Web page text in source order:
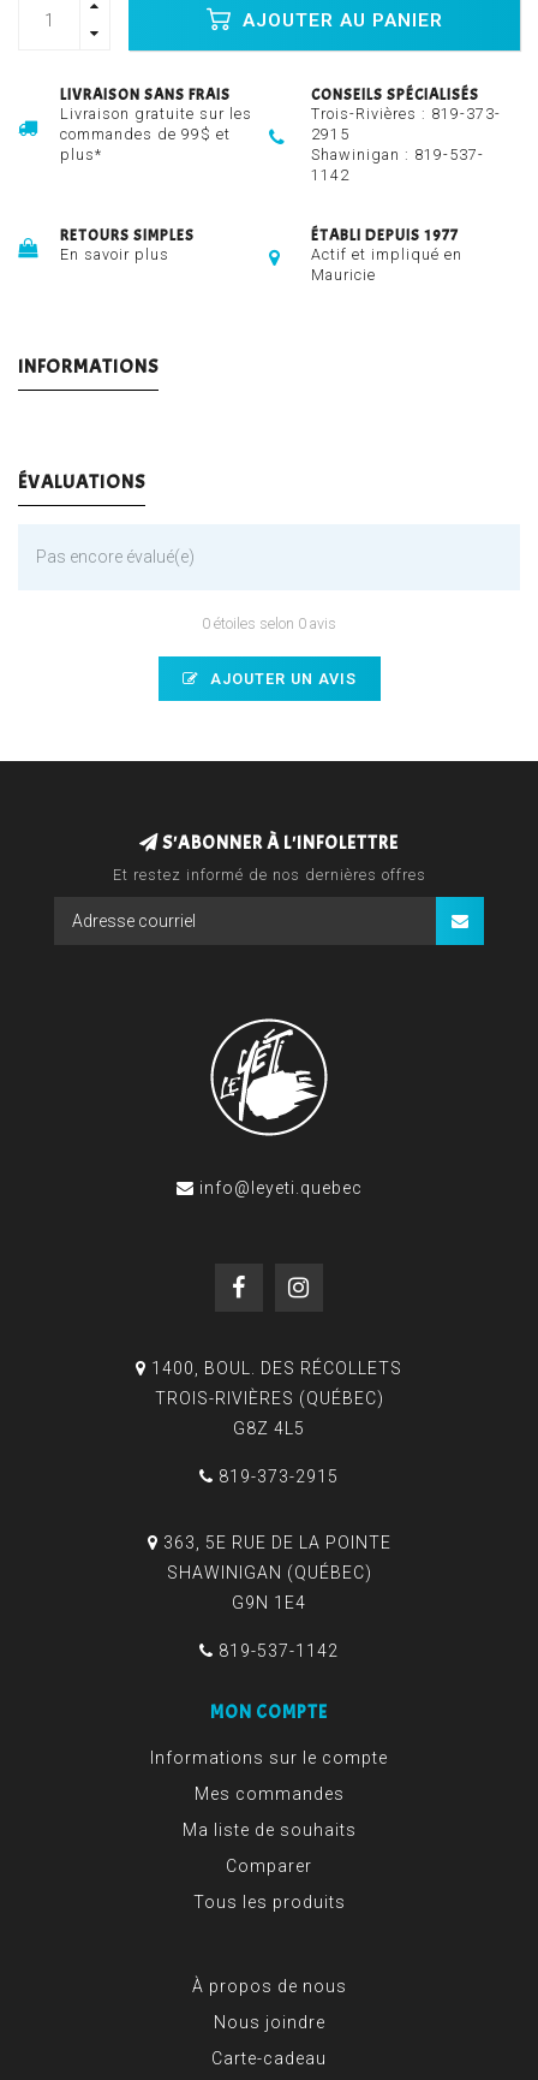
AJOUTER AU PANIER
LIVRAISON SANS FRAIS
Livraison gratuite sur les
commandes de 99$ et
plus*
CONSEILS SPÉCIALISÉS
Trois-Rivières : 819-373-
2915
Shawinigan : 819-537-
1142
RETOURS SIMPLES
En savoir plus
ÉTABLI DEPUIS 1977
Actif et impliqué en
Mauricie
INFORMATIONS
ÉVALUATIONS
Pas encore évalué(e)
0 étoiles selon 0 avis
AJOUTER UN AVIS
S'ABONNER À L'INFOLETTRE
Et restez informé de nos dernières offres
info@leyeti.quebec
1400, BOUL. DES RÉCOLLETS
TROIS-RIVIÈRES (QUÉBEC)
G8Z 4L5
819-373-2915
363, 5E RUE DE LA POINTE
SHAWINIGAN (QUÉBEC)
G9N 1E4
819-537-1142
MON COMPTE
Informations sur le compte
Mes commandes
Ma liste de souhaits
Comparer
Tous les produits
À propos de nous
Nous joindre
Carte-cadeau